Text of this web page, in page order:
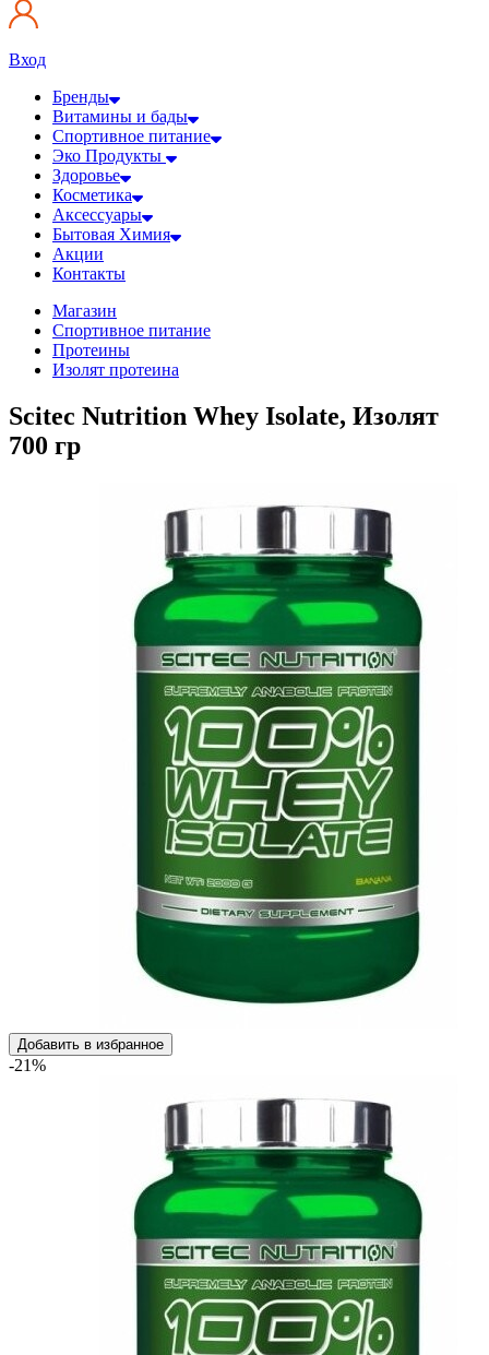
Вход
Бренды
Витамины и бады
Спортивное питание
Эко Продукты
Здоровье
Косметика
Аксессуары
Бытовая Химия
Акции
Контакты
Магазин
Спортивное питание
Протеины
Изолят протеина
Scitec Nutrition Whey Isolate, Изолят
700 гр
Добавить в избранное
-21%